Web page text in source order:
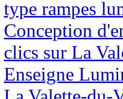
type rampes
Conception
clics sur La
Enseigne